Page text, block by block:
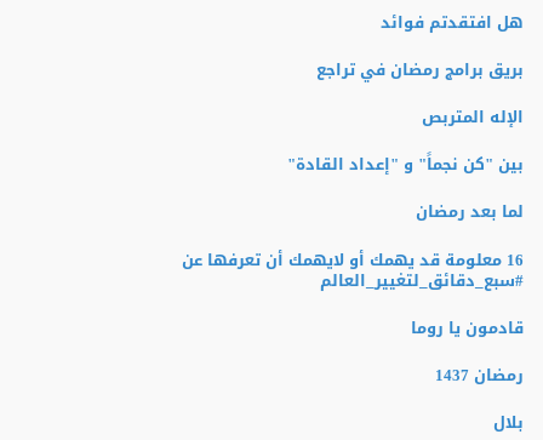
هل افتقدتم فوائد
بريق برامج رمضان في تراجع
الإله المتربص
بين "كن نجماً" و "إعداد القادة"
لما بعد رمضان
16 معلومة قد يهمك أو لايهمك أن تعرفها عن
‫#‏سبع_دقائق_لتغيير_العالم‬
قادمون يا روما
رمضان 1437
بلال